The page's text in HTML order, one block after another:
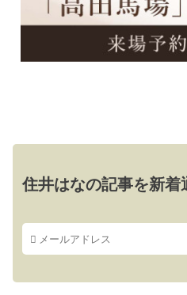
住井はなの記事を新着